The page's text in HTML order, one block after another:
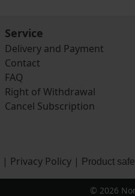
Service
Delivery and Payment
Contact
FAQ
Right of Withdrawal
Cancel Subscription
| Privacy Policy | Product
© 2026